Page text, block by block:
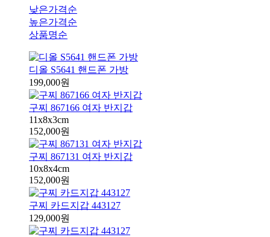
낮은가격순
높은가격순
상품명순
디올 S5641 핸드폰 가방
199,000원
구찌 867166 여자 반지갑
11x8x3cm
152,000원
구찌 867131 여자 반지갑
10x8x4cm
152,000원
구찌 카드지갑 443127
129,000원